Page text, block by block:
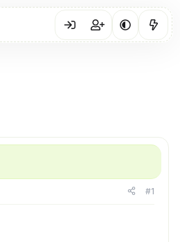
#1